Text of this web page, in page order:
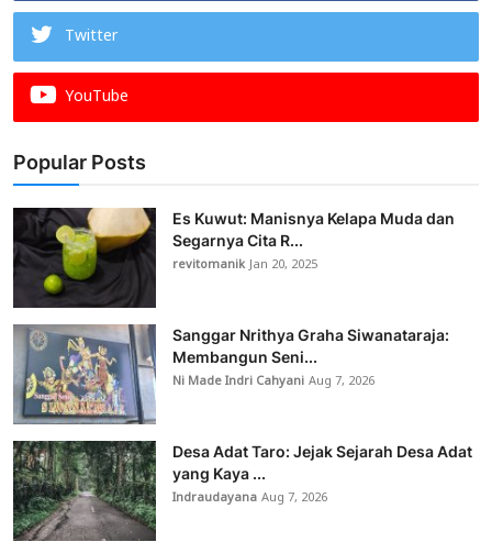
Twitter
YouTube
Popular Posts
Es Kuwut: Manisnya Kelapa Muda dan
Segarnya Cita R...
revitomanikJan 20, 2025
Sanggar Nrithya Graha Siwanataraja:
Membangun Seni...
Ni Made Indri CahyaniAug 7, 2026
Desa Adat Taro: Jejak Sejarah Desa Adat
yang Kaya ...
IndraudayanaAug 7, 2026